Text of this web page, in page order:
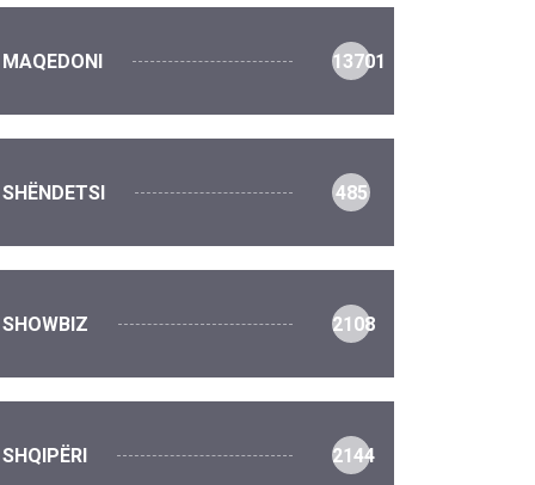
MAQEDONI 13701
SHËNDETSI 485
SHOWBIZ 2108
SHQIPËRI 2144